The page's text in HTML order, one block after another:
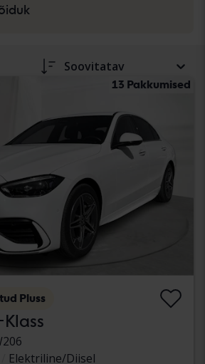
Soovitatav
13 Pakkumised
Pluss
Elektriline/Diisel